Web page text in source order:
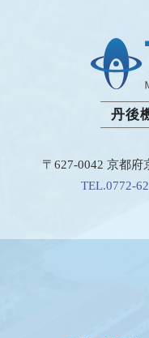
丹後
〒627-0042 京都府
TEL.0772-